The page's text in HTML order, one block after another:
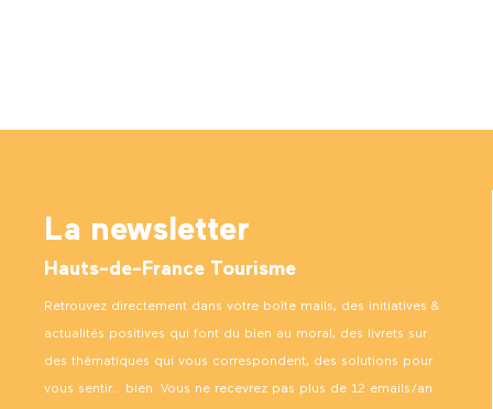
La newsletter
Hauts-de-France Tourisme
Retrouvez directement dans votre boîte mails, des initiatives &
actualités positives qui font du bien au moral, des livrets sur
des thématiques qui vous correspondent, des solutions pour
vous sentir… bien. Vous ne recevrez pas plus de 12 emails/an